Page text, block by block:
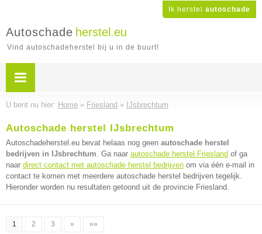
Ik herstel autoschade
Autoschade herstel.eu
Vind autoschadeherstel bij u in de buurt!
U bent nu hier: Home » Friesland » IJsbrechtum
Autoschade herstel IJsbrechtum
Autoschadeherstel.eu bevat helaas nog geen autoschade herstel
bedrijven in IJsbrechtum. Ga naar autoschade herstel Friesland of ga
naar direct contact met autoschade herstel bedrijven om via één e-mail in
contact te komen met meerdere autoschade herstel bedrijven tegelijk.
Hieronder worden nu resultaten getoond uit de provincie Friesland.
1 2 3 » »»